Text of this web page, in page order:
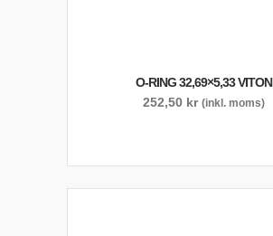
O-RING 32,69×5,33 VITON
252,50 kr (inkl. moms)